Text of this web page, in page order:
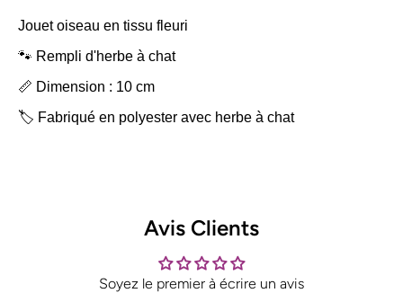
Jouet oiseau en tissu fleuri
🐾 Rempli d'herbe à chat
📏 Dimension : 10 cm
🏷️ Fabriqué en polyester avec herbe à chat
Avis Clients
Soyez le premier à écrire un avis